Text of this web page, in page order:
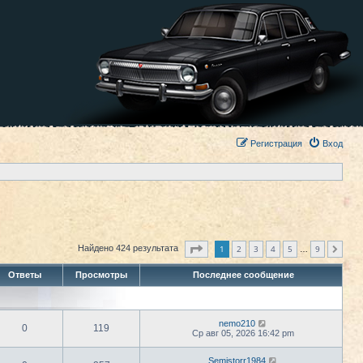
Вход
Регистрация
Найдено 424 результата Страница из9
1 2 3 4 5 9
Ответы Просмотры Последнее сообщение
0 119
nemo210
Ср авг 05, 2026 16:42 pm
Semistorr1984